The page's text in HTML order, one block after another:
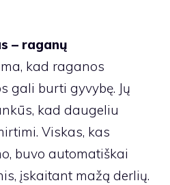
– raganų
kad raganos
gali burti gyvybę. Jų
kad daugeliu
Viskas, kas
buvo automatiškai
įskaitant mažą derlių.